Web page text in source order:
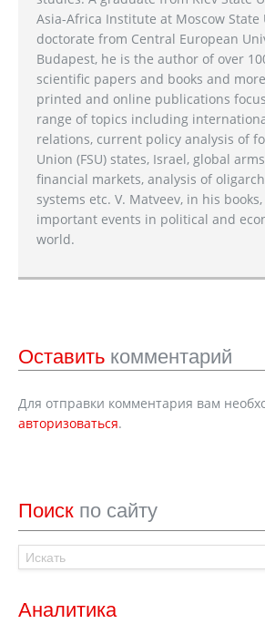
Asia-Africa Institute at Moscow State
doctorate from Central European
Budapest, he is the author of over
scientific papers and books and
printed and online publications
range of topics including
relations, current policy analysis of
Union (FSU) states, Israel, global
financial markets, analysis of
systems etc. V. Matveev, in his
important events in political and
world.
Оставить комментарий
Для отправки комментария вам
авторизоваться.
Поиск по сайту
Аналитика